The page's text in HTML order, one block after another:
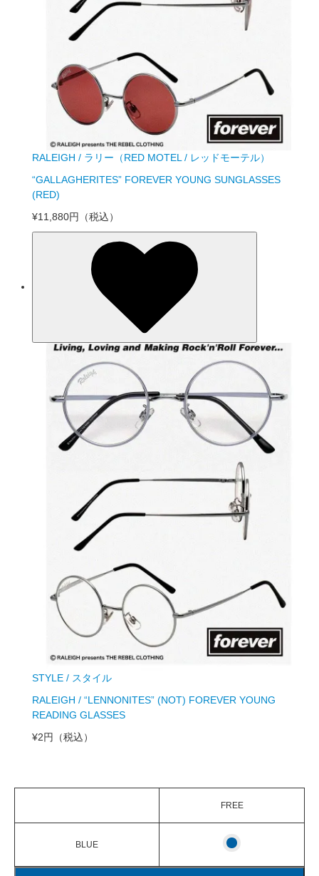
RALEIGH / ラリー（RED MOTEL / レッドモーテル）
“GALLAGHERITES” FOREVER YOUNG SUNGLASSES
(RED)
¥11,880円
（税込）
STYLE / スタイル
RALEIGH / “LENNONITES” (NOT) FOREVER YOUNG
READING GLASSES
¥2円
（税込）
FREE
BLUE